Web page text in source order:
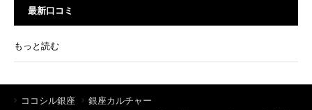
最新口コミ
もっと読む
ココシル銀座
銀座カルチャー